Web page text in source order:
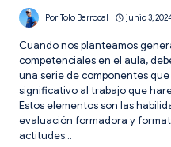
Por Tolo Berrocal junio 3,
Cuando nos planteamos
competenciales en el aula,
una serie de componentes
significativo al trabajo que
Estos elementos son las
evaluación formadora y
actitudes…